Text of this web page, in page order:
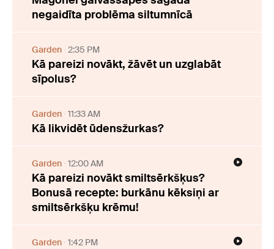
negaidīta problēma siltumnīcā
Garden 2:35 PM
Kā pareizi novākt, žāvēt un uzglabāt
sīpolus?
Garden 11:33 AM
Kā likvidēt ūdensžurkas?
Garden 12:00 AM
Kā pareizi novākt smiltsērkšķus?
Bonusā recepte: burkānu kēksiņi ar
smiltsērkšķu krēmu!
Garden 1:42 PM